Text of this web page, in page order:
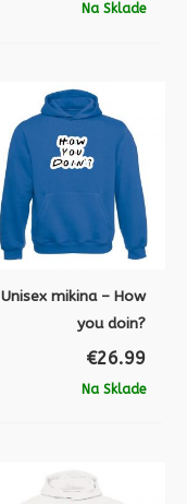
Na Sklade
Unisex mikina – How
you doin?
€26.99
Na Sklade